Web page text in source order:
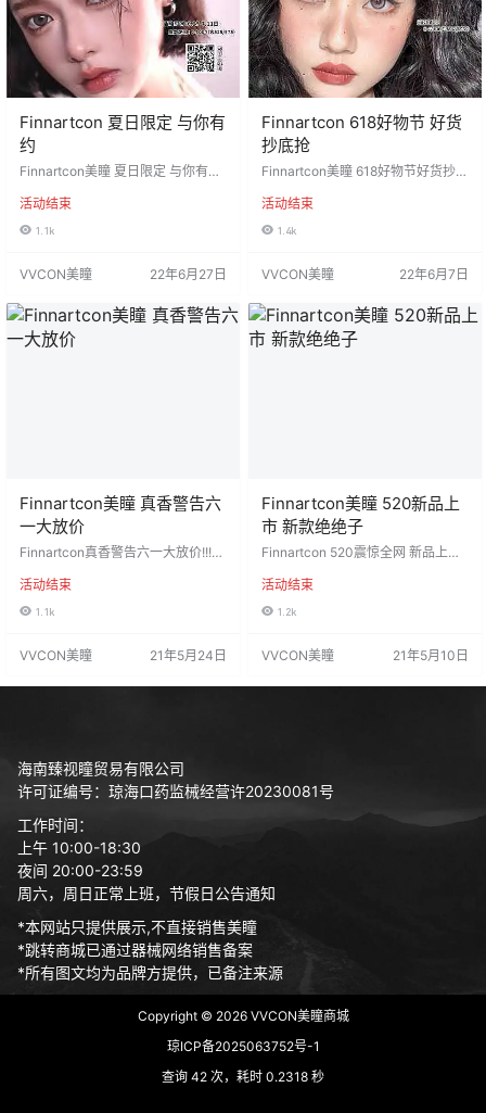
Finnartcon 夏日限定 与你有
约
Finnartcon美瞳 夏日限定 与你有约
族眼#神寓言 暗黑混血精灵#黑水玛
瑙 简直太惊艳了，现货贩售ING 活
要犹豫，闭眼冲就是赚~ ❣超高性价
舒适度与美貌兼具，快拉上小姐妹
一起买买买 活动时间：2022年6月2
7日-2022年7月11日 发货…
活动结束
1.1k
VVCON美瞳 22年6月27日
Finnartcon 618好物节 好货
抄底抢
Finnartcon美瞳 618好物节好货抄底
值得入手，禁止犹豫 心动价：40/
副、60/2副、80/3副 下单送伴侣盒
离子材质舒适度与美貌兼具 活动时
日 发货地区：陕西省咸阳市 默认快
递：圆通 注：新疆、西藏、内蒙补1
0，顺丰补15 工厂材质：瑞尔康/
活动结束
1.4k
VVCON美瞳 22年6月7日
Finnartcon美瞳 真香警告六
一大放价
Finnartcon真香警告️六一大放价!!!
我做主 88四副！！ 活动详情：两副
任选款+两副随机款 活动时间：5.25
-6.7号 产品注册证号：国药械准字
活动结束
1.1k
VVCON美瞳 21年5月24日
Finnartcon美瞳 520新品上
市 新款绝绝子
Finnartcon 520️震惊全网 新品上
售 三幅仅需99元‼️ 活动详情：下单
三副即送海绵果冻粉扑套装 活动时
间：5.10-24号 产品注册证号：国药
活动结束
1.2k
VVCON美瞳 21年5月10日
海南臻视瞳贸易有限公司
许可证编号：琼海口药监械经营许20230081号
工作时间：
上午 10:00-18:30
夜间 20:00-23:59
周六，周日正常上班，节假日公告通知
*本网站只提供展示,不直接销售美瞳
*跳转商城已通过器械网络销售备案
*所有图文均为品牌方提供，已备注来源
Copyright © 2026VVCON美瞳商城
琼ICP备2025063752号-1
查询 42 次，耗时 0.2318 秒